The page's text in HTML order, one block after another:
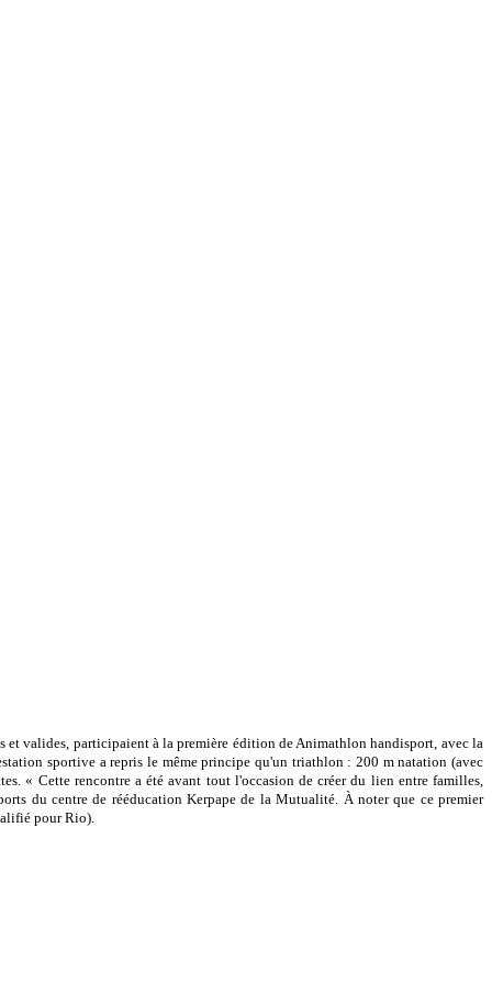
et valides, participaient à la première édition de Animathlon handisport, avec la
sportive a repris le même principe qu'un triathlon : 200 m natation (avec
« Cette rencontre a été avant tout l'occasion de créer du lien entre familles,
du centre de rééducation Kerpape de la Mutualité. À noter que ce premier
pour Rio).